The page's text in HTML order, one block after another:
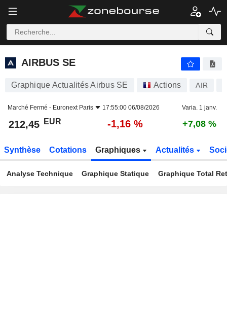
AIRBUS SE
AIRBUS SE
Graphique Actualités Airbus SE Actions AIR
Marché Fermé - Euronext Paris 17:55:00 06/08/2026 Varia. 1 janv.
212,45 EUR -1,16 % +7,08 %
Synthèse Cotations Graphiques Actualités
Analyse Technique Graphique Statique Graphique Total